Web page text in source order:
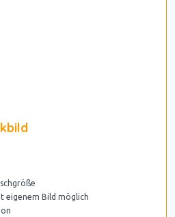
eigenem Bild möglich